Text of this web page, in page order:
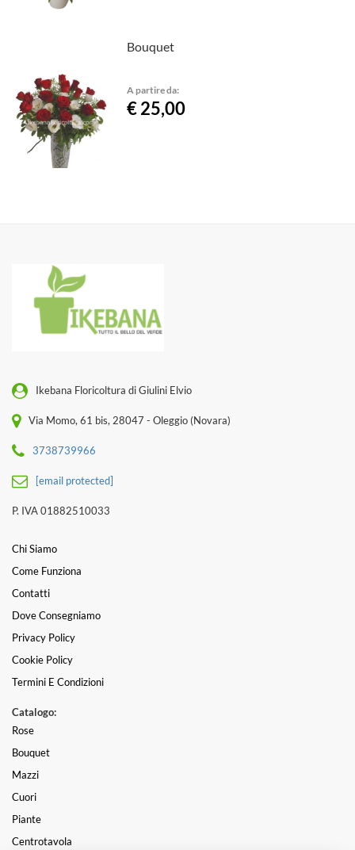
Bouquet
A partire da:
€ 25,00
Ikebana Floricoltura di Giulini Elvio
Via Momo, 61 bis, 28047 - Oleggio (Novara)
3738739966
[email protected]
P. IVA 01882510033
Chi Siamo
Come Funziona
Contatti
Dove Consegniamo
Privacy Policy
Cookie Policy
Termini E Condizioni
Catalogo:
Rose
Bouquet
Mazzi
Cuori
Piante
Centrotavola